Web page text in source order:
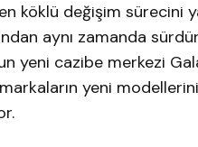
köklü değişim sürecini
aynı zamanda
yeni cazibe merkezi
yeni